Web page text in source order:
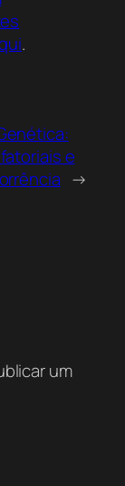
.
e
→
um